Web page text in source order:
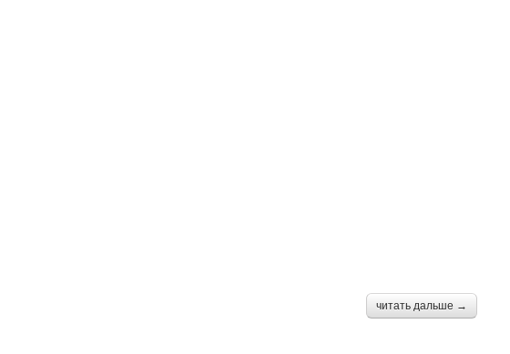
читать дальше →